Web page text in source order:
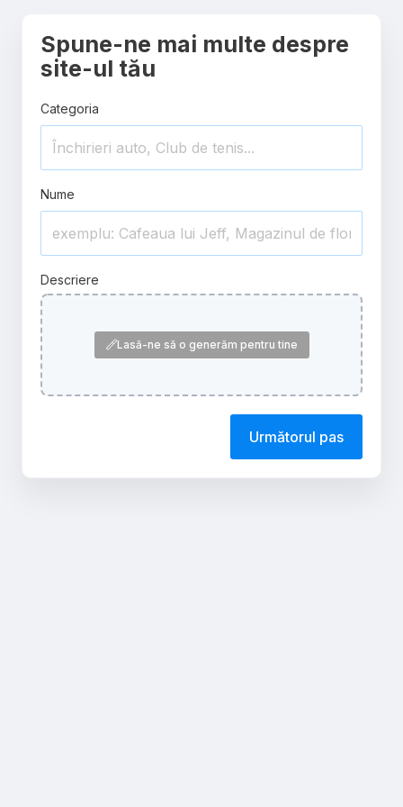
Spune-ne mai multe despre
site-ul tău
Categoria
Nume
Descriere
Lasă-ne să o generăm pentru tine
Următorul pas